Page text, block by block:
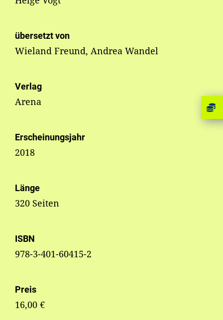
übersetzt von
Wieland Freund, Andrea Wandel
Verlag
Arena
Erscheinungsjahr
2018
Länge
320 Seiten
ISBN
978-3-401-60415-2
Preis
16,00 €